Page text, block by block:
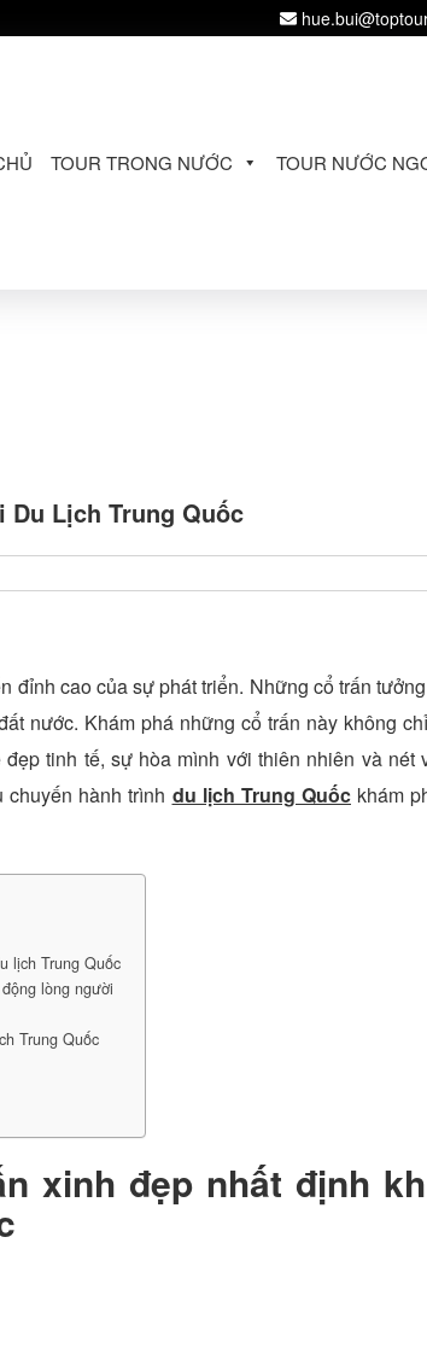
TOUR TRONG NƯỚC TOUR NƯỚC
Du Lịch Trung Quốc
đỉnh cao của sự phát triển. Những cổ trấn
nước. Khám phá những cổ trấn này không
tinh tế, sự hòa mình với thiên nhiên và nét
hành trình du lịch Trung Quốc khám
lịch Trung Quốc
lòng người
Trung Quốc
xinh đẹp nhất định